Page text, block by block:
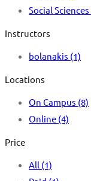
Social Sciences
Instructors
bolanakis (1)
Locations
On Campus (8)
Online (4)
Price
All (1)